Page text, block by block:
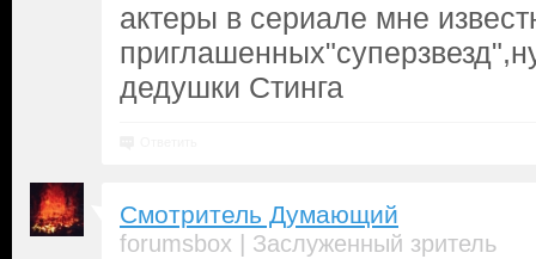
актеры в сериале мне
дедушки Стинга
Смотритель Думающий
forumsbox | Заслуженный зритель